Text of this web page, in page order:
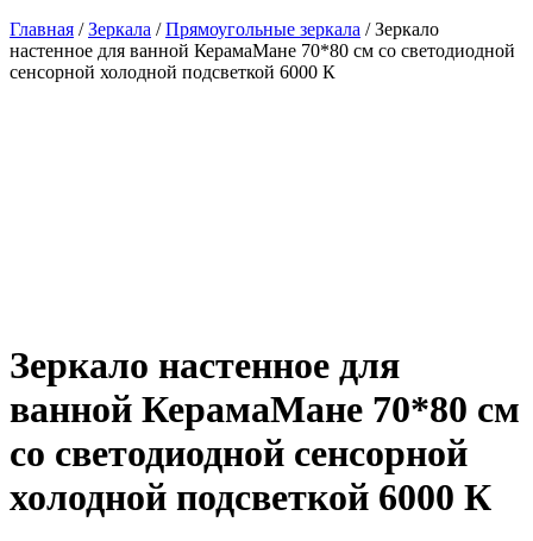
Главная /Зеркала /Прямоугольные зеркала / Зеркало
настенное для ванной КерамаМане 70*80 см со светодиодной
сенсорной холодной подсветкой 6000 К
Зеркало настенное для
ванной КерамаМане 70*80 см
со светодиодной сенсорной
холодной подсветкой 6000 К